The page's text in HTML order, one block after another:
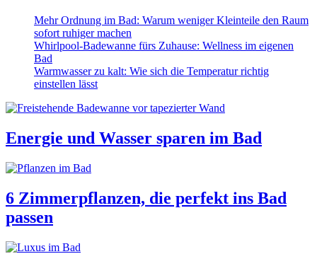
Mehr Ordnung im Bad: Warum weniger Kleinteile den Raum
sofort ruhiger machen
Whirlpool-Badewanne fürs Zuhause: Wellness im eigenen
Bad
Warmwasser zu kalt: Wie sich die Temperatur richtig
einstellen lässt
Energie und Wasser sparen im Bad
6 Zimmerpflanzen, die perfekt ins Bad
passen